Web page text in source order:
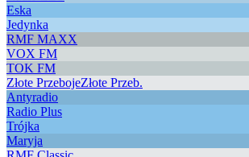
Eska
Jedynka
RMF MAXX
VOX FM
TOK FM
Złote PrzebojeZłote Przeb.
Antyradio
Radio Plus
Trójka
Maryja